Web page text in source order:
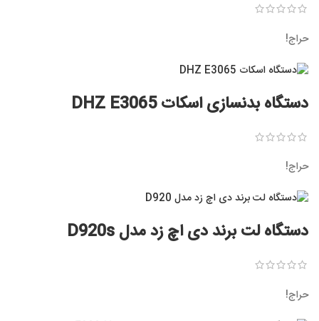
حراج!
دستگاه بدنسازی اسکات DHZ E3065
حراج!
دستگاه لت برند دی اچ زد مدل D920s
حراج!